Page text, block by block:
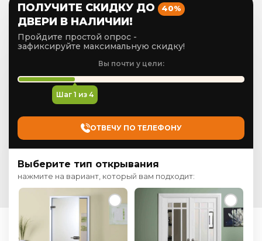
ПОЛУЧИТЕ СКИДКУ ДО 40%
ДВЕРИ В НАЛИЧИИ!
Пройдите простой опрос -
зафиксируйте максимальную скидку!
Вы почти у цели:
Шаг 1 из 4
ОТВЕЧУ ПО ТЕЛЕФОНУ
Выберите тип открывания
нажмите на вариант, который вам подходит: